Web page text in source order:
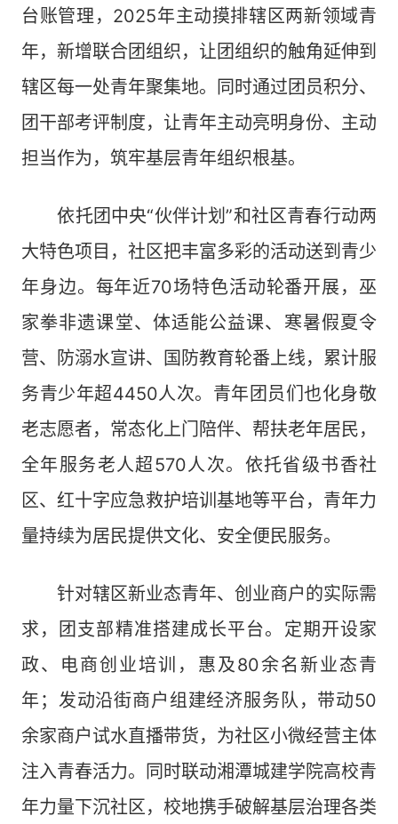
台账管理，2025年主动摸排辖区两新领域青
年，新增联合团组织，让团组织的触角延伸到
辖区每一处青年聚集地。同时通过团员积分、
团干部考评制度，让青年主动亮明身份、主动
担当作为，筑牢基层青年组织根基。
依托团中央“伙伴计划”和社区青春行动两
大特色项目，社区把丰富多彩的活动送到青少
年身边。每年近70场特色活动轮番开展，巫
家拳非遗课堂、体适能公益课、寒暑假夏令
营、防溺水宣讲、国防教育轮番上线，累计服
务青少年超4450人次。青年团员们也化身敬
老志愿者，常态化上门陪伴、帮扶老年居民，
全年服务老人超570人次。依托省级书香社
区、红十字应急救护培训基地等平台，青年力
量持续为居民提供文化、安全便民服务。
针对辖区新业态青年、创业商户的实际需
求，团支部精准搭建成长平台。定期开设家
政、电商创业培训，惠及80余名新业态青
年；发动沿街商户组建经济服务队，带动50
余家商户试水直播带货，为社区小微经营主体
注入青春活力。同时联动湘潭城建学院高校青
年力量下沉社区，校地携手破解基层治理各类